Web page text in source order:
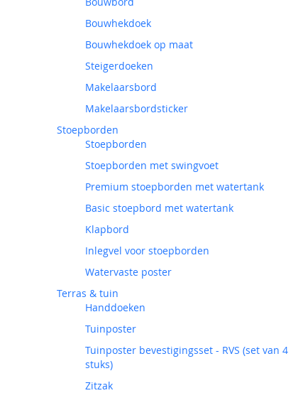
Bouwhekdoek
Bouwhekdoek op maat
Steigerdoeken
Makelaarsbord
Makelaarsbordsticker
Stoepborden
Stoepborden
Stoepborden met swingvoet
Premium stoepborden met watertank
Basic stoepbord met watertank
Klapbord
Inlegvel voor stoepborden
Watervaste poster
Terras & tuin
Handdoeken
Tuinposter
Tuinposter bevestigingsset - RVS (set van 4
stuks)
Zitzak